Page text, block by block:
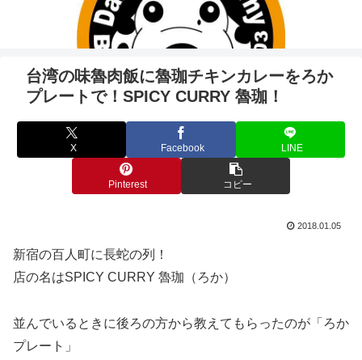
台湾の味魯肉飯に魯珈チキンカレーをろか
プレートで！SPICY CURRY 魯珈！
X Facebook LINE
Pinterest コピー
2018.01.05
新宿の百人町に長蛇の列！
店の名はSPICY CURRY 魯珈（ろか）
並んでいるときに後ろの方から教えてもらったのが「ろか
プレート」